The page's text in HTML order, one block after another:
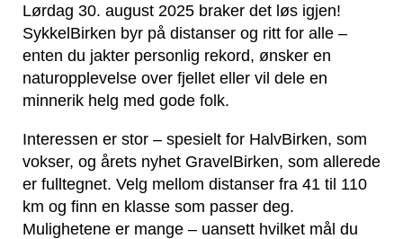
Lørdag 30. august 2025 braker det løs igjen!
SykkelBirken byr på distanser og ritt for alle –
enten du jakter personlig rekord, ønsker en
naturopplevelse over fjellet eller vil dele en
minnerik helg med gode folk.
Interessen er stor – spesielt for HalvBirken, som
vokser, og årets nyhet GravelBirken, som allerede
er fulltegnet. Velg mellom distanser fra 41 til 110
km og finn en klasse som passer deg.
Mulighetene er mange – uansett hvilket mål du